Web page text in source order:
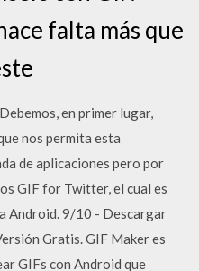
falta más que
en primer lugar,
nos permita esta
de aplicaciones pero por
GIF for Twitter, el cual es
Android. 9/10 - Descargar
Gratis. GIF Maker es
GIFs con Android que